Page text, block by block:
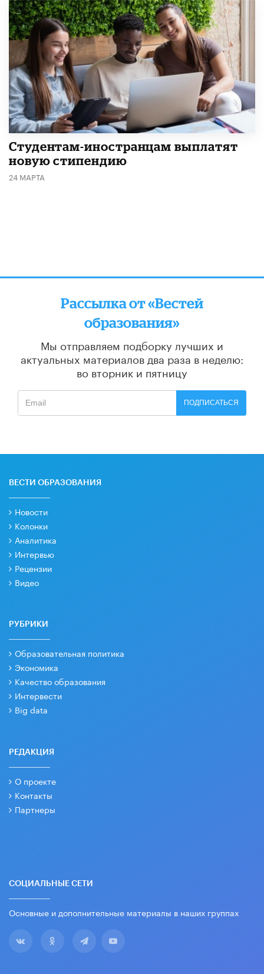
Студентам-иностранцам выплатят
новую стипендию
24 МАРТА
Рассылка от «Вестей
образования»
Мы отправляем подборку лучших и
актуальных материалов два раза в неделю:
во вторник и пятницу
ПОДПИСАТЬСЯ
ВЕСТИ ОБРАЗОВАНИЯ
Новости
Колонки
Аналитика
Интервью
Рецензии
Видео
РУБРИКИ
Образовательная политика
Экономика
Качество образования
Интервести
Big data
РЕДАКЦИЯ
О проекте
Контакты
Партнеры
СОЦИАЛЬНЫЕ СЕТИ
Основные и дополнительные материалы в наших группах